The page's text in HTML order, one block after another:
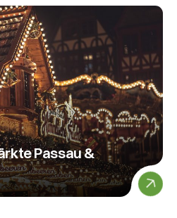
Passau &